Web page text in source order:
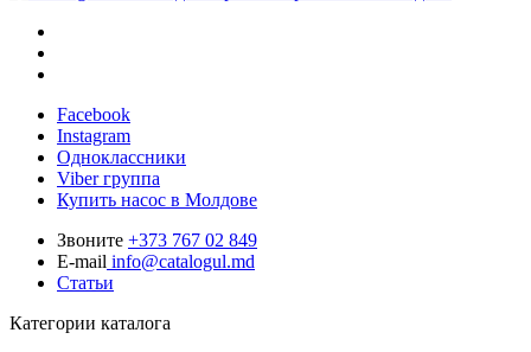
Facebook
Instagram
Одноклассники
Viber группа
Купить насос в Молдове
Звоните +373 767 02 849
E-mail info@catalogul.md
Статьи
Категории каталога